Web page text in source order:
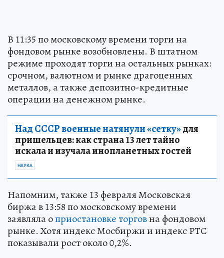
В 11:35 по московскому времени торги на
фондовом рынке возобновлены. В штатном
режиме проходят торги на остальных рынках:
срочном, валютном и рынке драгоценных
металлов, а также депозитно-кредитные
операции на денежном рынке.
Над СССР военные натянули «сетку»для
пришельцев: как страна 13 лет тайно
искала и изучала инопланетных гостей
НАУКА
Напомним, также 13 февраля Московская
биржа в 13:58 по московскому времени
заявляла оприостановке торговна фондовом
рынке. Хотя индекс Мосбиржи и индекс РТС
показывали рост около 0,2%.